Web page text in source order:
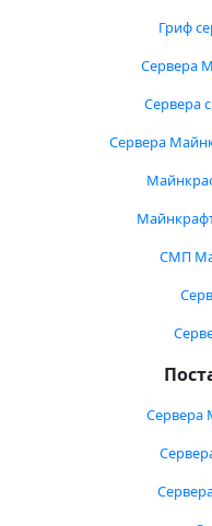
Гриф
Сервера
Сервера
Сервера
СМП
Сервера